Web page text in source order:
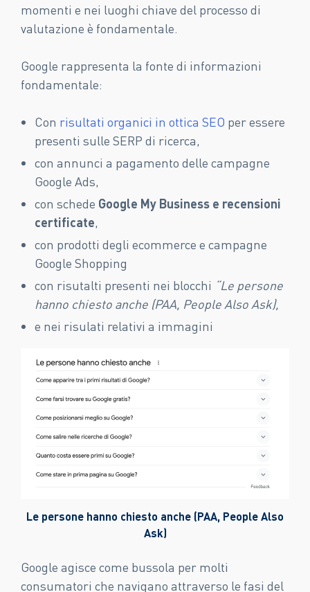
momenti e nei luoghi chiave del processo di
valutazione è fondamentale.
Google rappresenta la fonte di informazioni
fondamentale:
Con risultati organici in ottica SEO per essere
presenti sulle SERP di ricerca,
con annunci a pagamento delle campagne
Google Ads,
con schede Google My Business e recensioni
certificate,
con prodotti degli ecommerce e campagne
Google Shopping
con risutalti presenti nei blocchi “Le persone
hanno chiesto anche (PAA, People Also Ask),
e nei risulati relativi a immagini
Le persone hanno chiesto anche (PAA, People Also
Ask)
Google agisce come bussola per molti
consumatori che navigano attraverso le fasi del